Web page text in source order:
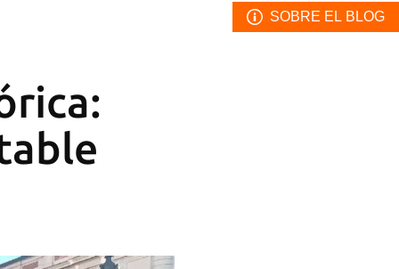
SOBRE EL BLOG